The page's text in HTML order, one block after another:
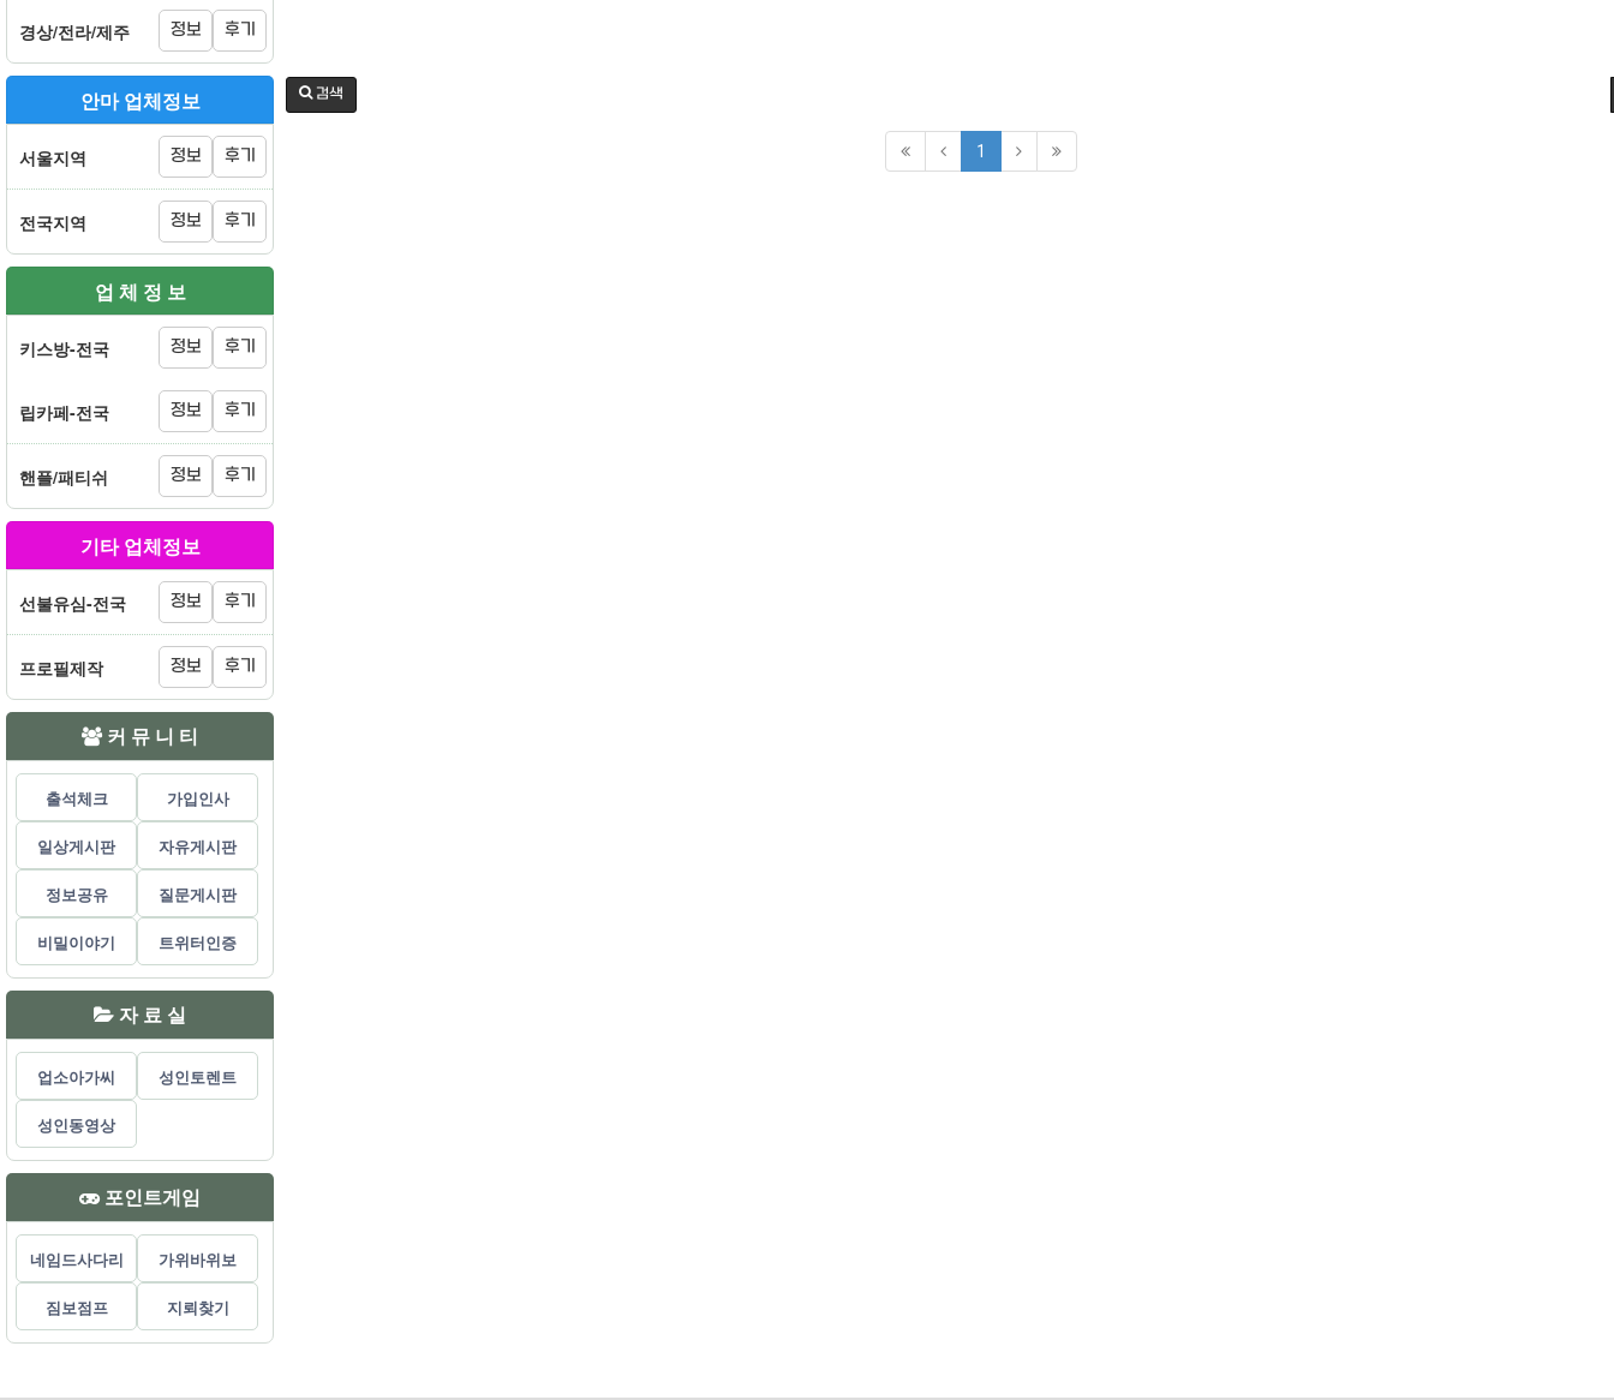
검색
1
경상/전라/제주 정보 후기
안마 업체정보
서울지역 정보 후기
전국지역 정보 후기
업 체 정 보
키스방-전국 정보 후기
립카페-전국 정보 후기
핸플/패티쉬 정보 후기
기타 업체정보
선불유심-전국 정보 후기
프로필제작 정보 후기
커 뮤 니 티
출석체크 가입인사
일상게시판 자유게시판
정보공유 질문게시판
비밀이야기 트위터인증
자 료 실
업소아가씨 성인토렌트
성인동영상
포인트게임
네임드사다리 가위바위보
짐보점프 지뢰찾기